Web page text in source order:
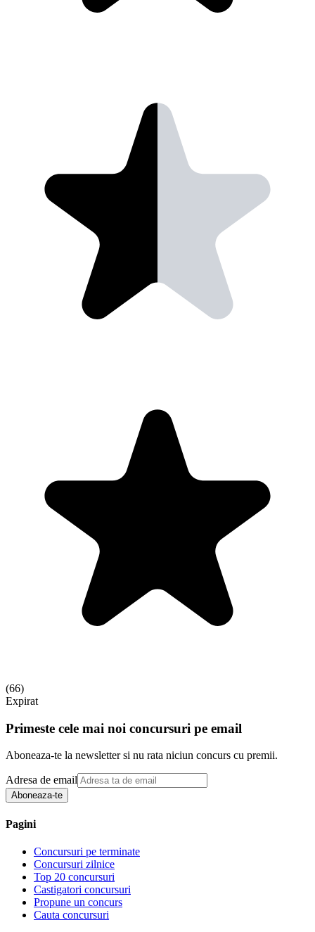
(66)
Expirat
Primeste cele mai noi concursuri pe email
Aboneaza-te la newsletter si nu rata niciun concurs cu premii.
Adresa de email
Aboneaza-te
Pagini
Concursuri pe terminate
Concursuri zilnice
Top 20 concursuri
Castigatori concursuri
Propune un concurs
Cauta concursuri